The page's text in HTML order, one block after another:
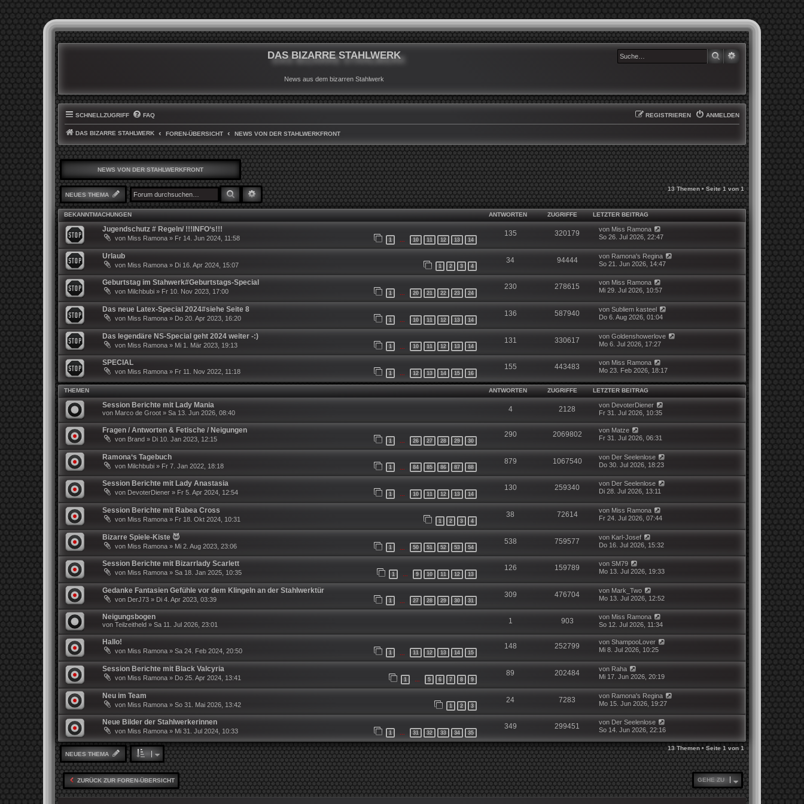
DAS BIZARRE STAHLWERK
News aus dem bizarren Stahlwerk
SUCHE
SCHNELLZUGRIFF FAQ ANMELDEN
REGISTRIEREN
DAS BIZARRE STAHLWERK FOREN-ÜBERSICHT NEWS VON DER STAHLWERKFRONT
NEWS VON DER STAHLWERKFRONT
NEUES THEMA SUCHE ERWEITERTE SUCHE
13 Themen • Seite1 von1
BEKANNTMACHUNGEN ANTWORTEN ZUGRIFFE LETZTER BEITRAG
Jugendschutz # Regeln/ !!!INFO‘s!!!
von Miss Ramona » Fr 14. Jun 2024, 11:58 1 … 10 11 12 13 14
135 320179 von Miss Ramona
So 26. Jul 2026, 22:47
Urlaub
von Miss Ramona » Di 16. Apr 2024, 15:07 1 2 3 4
34 94444 von Ramona's Regina
So 21. Jun 2026, 14:47
Geburtstag im Stahwerk#Geburtstags-Special
von Milchbubi » Fr 10. Nov 2023, 17:00 1 … 20 21 22 23 24
230 278615 von Miss Ramona
Mi 29. Jul 2026, 10:57
Das neue Latex-Special 2024#siehe Seite 8
von Miss Ramona » Do 20. Apr 2023, 16:20 1 … 10 11 12 13 14
136 587940 von Subliem kasteel
Do 6. Aug 2026, 01:04
Das legendäre NS-Special geht 2024 weiter -:)
von Miss Ramona » Mi 1. Mär 2023, 19:13 1 10 11 12 13 14
131 330617 von Goldenshowerlove
Mo 6. Jul 2026, 17:27
SPECIAL
von Miss Ramona » Fr 11. Nov 2022, 11:18 1 … 12 13 14 15 16
155 443483 von Miss Ramona
Mo 23. Feb 2026, 18:17
THEMEN ANTWORTEN ZUGRIFFE LETZTER BEITRAG
Session Berichte mit Lady Mania
von Marco de Groot » Sa 13. Jun 2026, 08:40 4 2128 von DevoterDiener
Fr 31. Jul 2026, 10:35
Fragen / Antworten & Fetische / Neigungen
von Brand » Di 10. Jan 2023, 12:15 1 … 26 27 28 29 30
290 2069802 von Matze
Fr 31. Jul 2026, 06:31
Ramona‘s Tagebuch
von Milchbubi » Fr 7. Jan 2022, 18:18 1 84 85 86 87 88
879 1067540 von Der Seelenlose
Do 30. Jul 2026, 18:23
Session Berichte mit Lady Anastasia
von DevoterDiener » Fr 5. Apr 2024, 12:54 1 … 10 11 12 13 14
130 259340 von Der Seelenlose
Di 28. Jul 2026, 13:11
Session Berichte mit Rabea Cross
von Miss Ramona » Fr 18. Okt 2024, 10:31 1 2 3 4
38 72614 von Miss Ramona
Fr 24. Jul 2026, 07:44
Bizarre Spiele-Kiste 😈
von Miss Ramona » Mi 2. Aug 2023, 23:06 1 50 51 52 53 54
538 759577 von Karl-Josef
Do 16. Jul 2026, 15:32
Session Berichte mit Bizarrlady Scarlett
von Miss Ramona » Sa 18. Jan 2025, 10:35 1 … 9 10 11 12 13
126 159789 von SM79
Mo 13. Jul 2026, 19:33
Gedanke Fantasien Gefühle vor dem Klingeln an der Stahlwerktür
von DerJ73 » Di 4. Apr 2023, 03:39 1 27 28 29 30 31
309 476704 von Mark_Two
Mo 13. Jul 2026, 12:52
Neigungsbogen
von Teilzeitheld » Sa 11. Jul 2026, 23:01 1 903 von Miss Ramona
So 12. Jul 2026, 11:34
Hallo!
von Miss Ramona » Sa 24. Feb 2024, 20:50 1 11 12 13 14 15
148 252799 von ShampooLover
Mi 8. Jul 2026, 10:25
Session Berichte mit Black Valcyria
von Miss Ramona » Do 25. Apr 2024, 13:41 1 … 5 6 7 8 9
89 202484 von Raha
Mi 17. Jun 2026, 20:19
Neu im Team
von Miss Ramona » So 31. Mai 2026, 13:42 1 2 3
24 7283 von Ramona's Regina
Mo 15. Jun 2026, 19:27
Neue Bilder der Stahlwerkerinnen
von Miss Ramona » Mi 31. Jul 2024, 10:33 1 … 31 32 33 34 35
349 299451 von Der Seelenlose
So 14. Jun 2026, 22:16
NEUES THEMA
13 Themen • Seite1 von1
ZURÜCK ZUR FOREN-ÜBERSICHT GEHE ZU